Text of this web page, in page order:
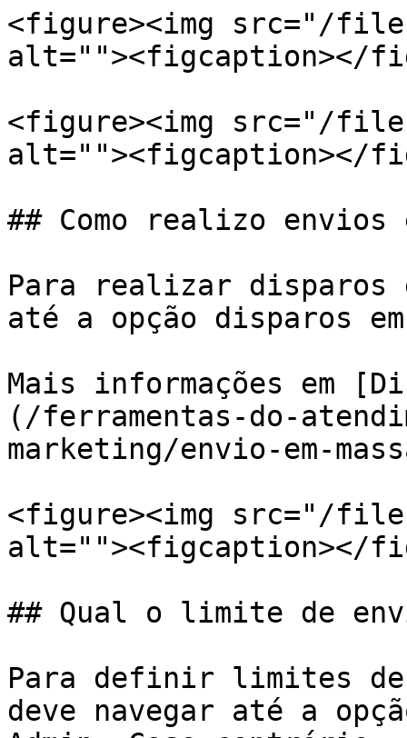
<figure><img src="/files/
alt=""><figcaption></
<figure><img src="/
alt=""><figcaption></
## Como realizo envios
Para realizar disparos
até a opção disparos
Mais informações em
(/ferramentas-do-
marketing/envio-em-
<figure><img src="/files/
alt=""><figcaption></
## Qual o limite de
Para definir limites de
deve navegar até a